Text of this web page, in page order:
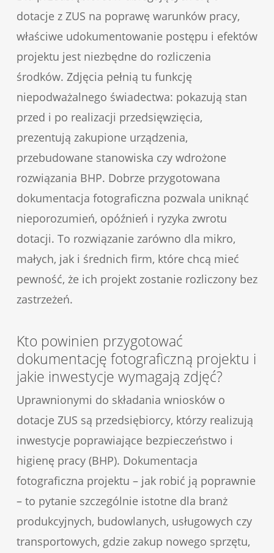
dotacje z ZUS na poprawę warunków pracy,
właściwe udokumentowanie postępu i efektów
projektu jest niezbędne do rozliczenia
środków. Zdjęcia pełnią tu funkcję
niepodważalnego świadectwa: pokazują stan
przed i po realizacji przedsięwzięcia,
prezentują zakupione urządzenia,
przebudowane stanowiska czy wdrożone
rozwiązania BHP. Dobrze przygotowana
dokumentacja fotograficzna pozwala uniknąć
nieporozumień, opóźnień i ryzyka zwrotu
dotacji. To rozwiązanie zarówno dla mikro,
małych, jak i średnich firm, które chcą mieć
pewność, że ich projekt zostanie rozliczony bez
zastrzeżeń.
Kto powinien przygotować
dokumentację fotograficzną projektu i
jakie inwestycje wymagają zdjęć?
Uprawnionymi do składania wniosków o
dotacje ZUS są przedsiębiorcy, którzy realizują
inwestycje poprawiające bezpieczeństwo i
higienę pracy (BHP). Dokumentacja
fotograficzna projektu – jak robić ją poprawnie
– to pytanie szczególnie istotne dla branż
produkcyjnych, budowlanych, usługowych czy
transportowych, gdzie zakup nowego sprzętu,